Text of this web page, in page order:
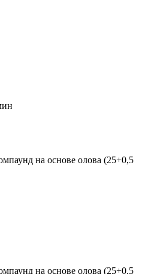
на основе олова (25+0,5
на основе олова (25+0,5